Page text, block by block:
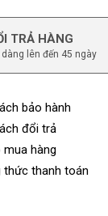
TRẢ HÀNG
dàng lên đến 45 ngày
bảo hành
đổi trả
mua hàng
thức thanh toán